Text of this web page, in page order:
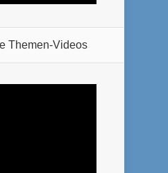
Themen-Videos